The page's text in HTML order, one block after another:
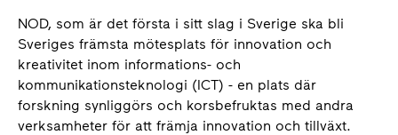
NOD, som är det första i sitt slag i Sverige ska bli
Sveriges främsta mötesplats för innovation och
kreativitet inom informations- och
kommunikationsteknologi (ICT) - en plats där
forskning synliggörs och korsbefruktas med andra
verksamheter för att främja innovation och tillväxt.